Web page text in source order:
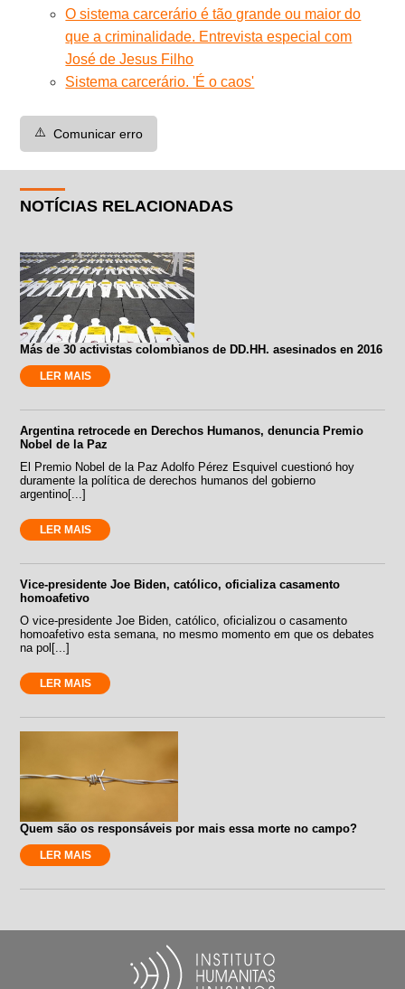
O sistema carcerário é tão grande ou maior do
que a criminalidade. Entrevista especial com
José de Jesus Filho
Sistema carcerário. 'É o caos'
⚠️ Comunicar erro
NOTÍCIAS RELACIONADAS
Más de 30 activistas colombianos de DD.HH. asesinados en 2016
LER MAIS
Argentina retrocede en Derechos Humanos, denuncia Premio
Nobel de la Paz
El Premio Nobel de la Paz Adolfo Pérez Esquivel cuestionó hoy
duramente la política de derechos humanos del gobierno
argentino[...]
LER MAIS
Vice-presidente Joe Biden, católico, oficializa casamento
homoafetivo
O vice-presidente Joe Biden, católico, oficializou o casamento
homoafetivo esta semana, no mesmo momento em que os debates
na pol[...]
LER MAIS
Quem são os responsáveis por mais essa morte no campo?
LER MAIS